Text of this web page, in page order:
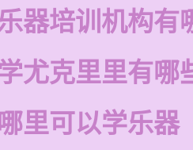
器培训机构有
尤克里里有哪
里可以学乐器